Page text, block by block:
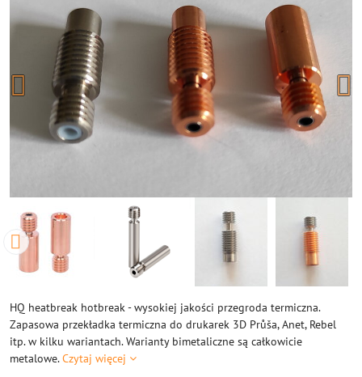
HQ heatbreak hotbreak - wysokiej jakości przegroda termiczna.
Zapasowa przekładka termiczna do drukarek 3D Průša, Anet, Rebel
itp. w kilku wariantach. Warianty bimetaliczne są całkowicie
metalowe.Czytaj więcej